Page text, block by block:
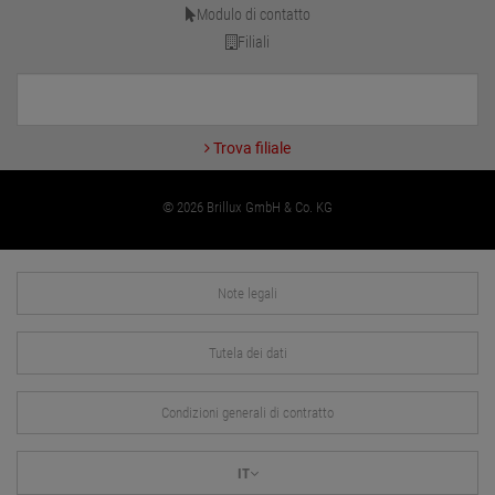
Modulo di contatto
Filiali
Trova filiale
© 2026 Brillux GmbH & Co. KG
Note legali
Tutela dei dati
Condizioni generali di contratto
IT